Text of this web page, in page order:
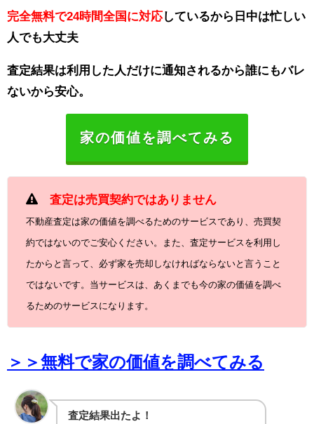
完全無料で24時間全国に対応しているから日中は忙しい
人でも大丈夫
査定結果は利用した人だけに通知されるから誰にもバレ
ないから安心。
家の価値を調べてみる
査定は売買契約ではありません
不動産査定は家の価値を調べるためのサービスであり、売買契
約ではないのでご安心ください。また、査定サービスを利用し
たからと言って、必ず家を売却しなければならないと言うこと
ではないです。当サービスは、あくまでも今の家の価値を調べ
るためのサービスになります。
＞＞無料で家の価値を調べてみる
査定結果出たよ！